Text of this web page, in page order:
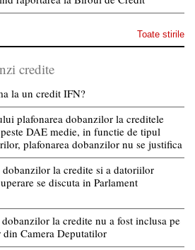
Toate stirile
credite
la un credit IFN?
plafonarea dobanzilor la creditele
DAE medie, in functie de tipul
plafonarea dobanzilor nu se justifica
la credite si a datoriilor
se discuta in Parlament
la credite nu a fost inclusa pe
Camera Deputatilor